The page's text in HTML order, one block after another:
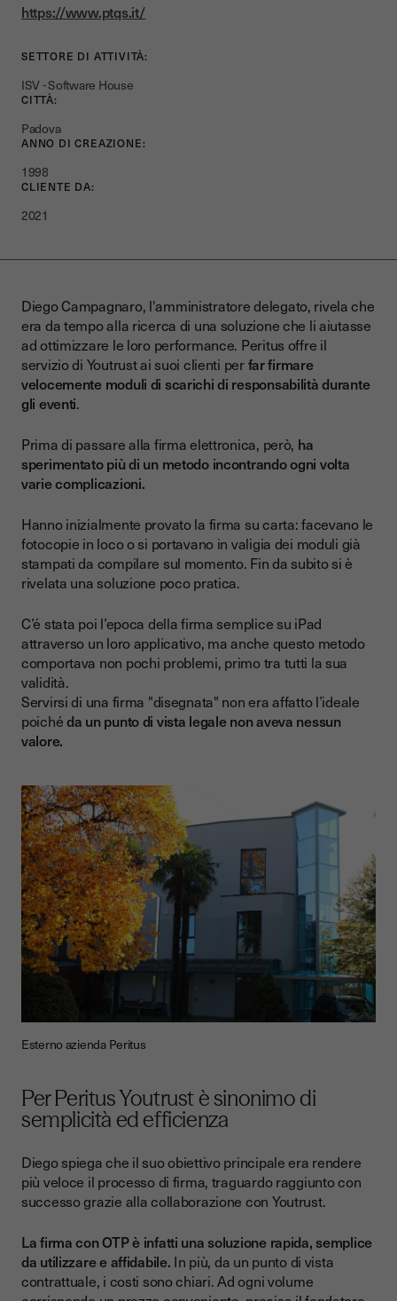
https://www.ptqs.it/
SETTORE DI ATTIVITÀ:
ISV - Software House
CITTÀ:
Padova
ANNO DI CREAZIONE:
1998
CLIENTE DA:
2021
Diego Campagnaro, l'amministratore delegato, rivela che
era da tempo alla ricerca di una soluzione che li aiutasse
ad ottimizzare le loro performance. Peritus offre il
servizio di Youtrust ai suoi clienti perfar firmare
velocemente moduli di scarichi di responsabilità durante
gli eventi.
Prima di passare alla firma elettronica, però, ha
sperimentato più di un metodo incontrando ogni volta
varie complicazioni.
Hanno inizialmente provato la firma su carta: facevano le
fotocopie in loco o si portavano in valigia dei moduli già
stampati da compilare sul momento. Fin da subito si è
rivelata una soluzione poco pratica.
C’é stata poi l’epoca della firma semplice su iPad
attraverso un loro applicativo, ma anche questo metodo
comportava non pochi problemi, primo tra tutti la sua
validità.
Servirsi di una firma "disegnata" non era affatto l’ideale
poichéda un punto di vista legalenon aveva nessun
valore.
Esterno azienda Peritus
Per Peritus Youtrust è sinonimo di
semplicità ed efficienza
Diego spiega che il suo obiettivo principale era rendere
più veloce il processo di firma, traguardo raggiunto con
successo grazie alla collaborazione con Youtrust.
La firma con OTP è infatti una soluzione rapida, semplice
da utilizzare e affidabile. In più, da un punto di vista
contrattuale, i costi sono chiari. Ad ogni volume